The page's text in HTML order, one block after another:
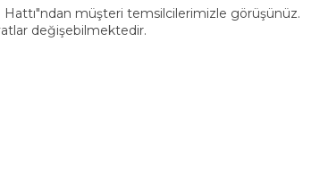
Hattı"ndan müşteri temsilcilerimizle görüşünüz.
değişebilmektedir.